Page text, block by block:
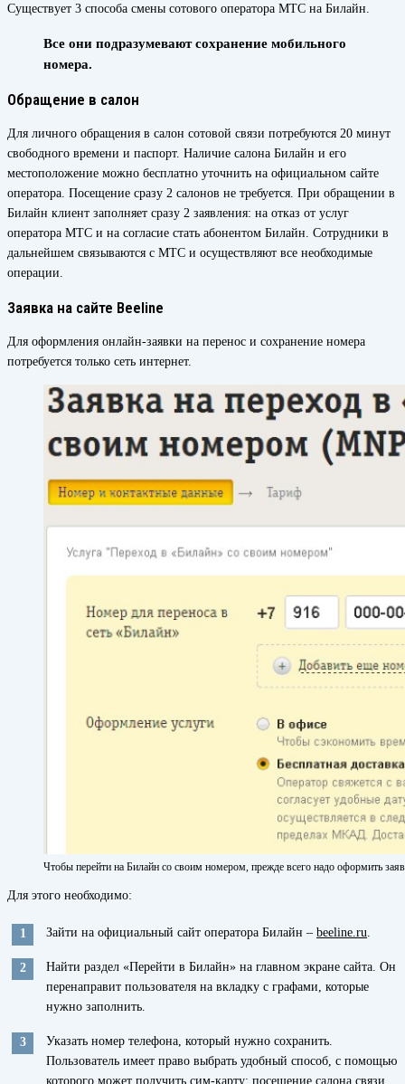
Существует 3 способа смены сотового оператора МТС на Билайн.
Все они подразумевают сохранение мобильного
номера.
Обращение в салон
Для личного обращения в салон сотовой связи потребуются 20 минут
свободного времени и паспорт. Наличие салона Билайн и его
местоположение можно бесплатно уточнить на официальном сайте
оператора. Посещение сразу 2 салонов не требуется. При обращении в
Билайн клиент заполняет сразу 2 заявления: на отказ от услуг
оператора МТС и на согласие стать абонентом Билайн. Сотрудники в
дальнейшем связываются с МТС и осуществляют все необходимые
операции.
Заявка на сайте Beeline
Для оформления онлайн-заявки на перенос и сохранение номера
потребуется только сеть интернет.
Чтобы перейти на Билайн со своим номером, прежде всего надо оформить
Для этого необходимо:
Зайти на официальный сайт оператора Билайн – beeline.ru
Найти раздел «Перейти в Билайн» на главном экране сайта. Он
перенаправит пользователя на вкладку с графами, которые
нужно заполнить.
Указать номер телефона, который нужно сохранить.
Пользователь имеет право выбрать удобный способ, с помощью
которого может получить сим-карту: посещение салона связи